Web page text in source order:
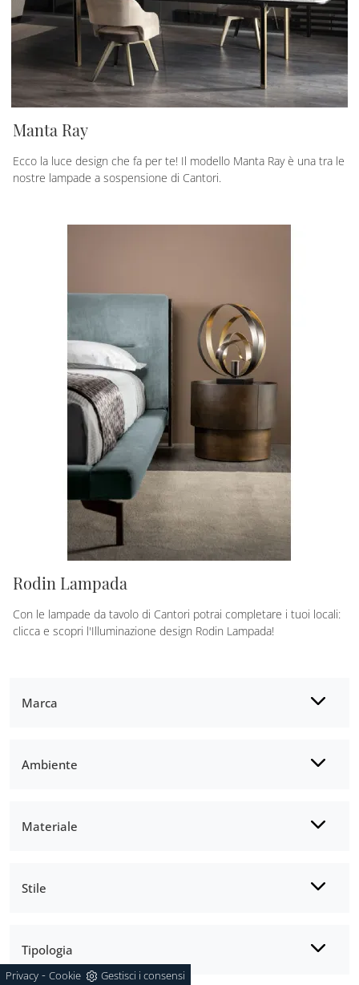
Marca
Ambiente
Materiale
Stile
Tipologia
Manta Ray
Ecco la luce design che fa per te! Il modello Manta Ray è una tra le
nostre lampade a sospensione di Cantori.
Rodin Lampada
Con le lampade da tavolo di Cantori potrai completare i tuoi locali:
clicca e scopri l'Illuminazione design Rodin Lampada!
Privacy - Cookie Gestisci i consensi